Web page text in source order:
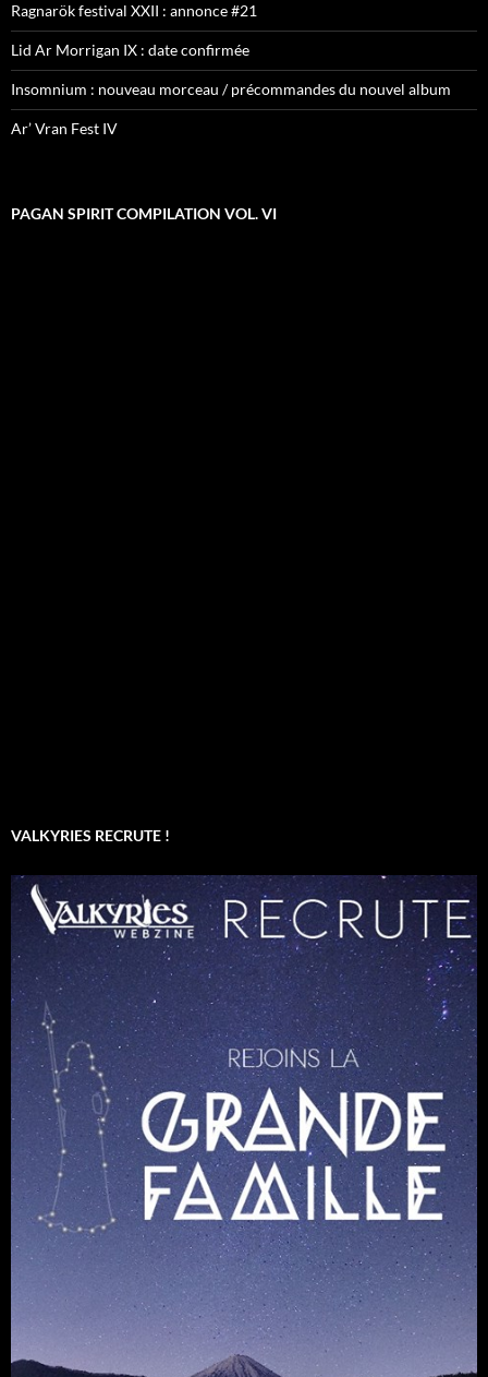
Ragnarök festival XXII : annonce #21
Lid Ar Morrigan IX : date confirmée
Insomnium : nouveau morceau / précommandes du nouvel album
Ar’ Vran Fest IV
PAGAN SPIRIT COMPILATION VOL. VI
VALKYRIES RECRUTE !